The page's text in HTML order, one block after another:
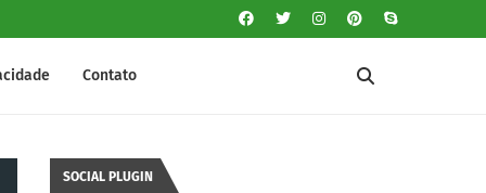
Contato
SOCIAL PLUGIN